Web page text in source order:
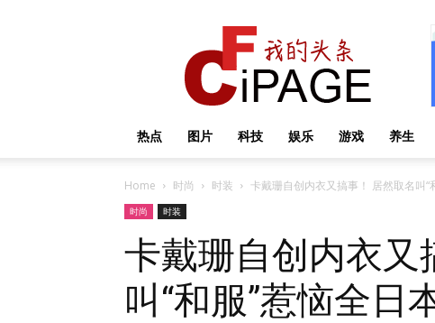
热点 图片 科技 娱乐 游戏 养生
Home 时尚 时装 卡戴珊自创内衣又搞事！ 居然取名叫“
时尚 时装
卡戴珊自创内衣又
叫“和服”惹恼全日